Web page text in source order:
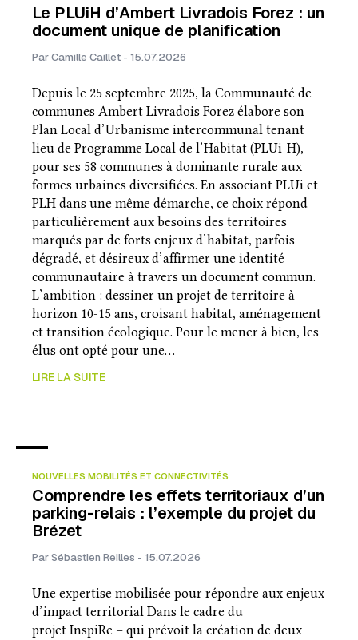
Le PLUiH d’Ambert Livradois Forez : un
document unique de planification
Par Camille Caillet - 15.07.2026
Depuis le 25 septembre 2025, la Communauté de
communes Ambert Livradois Forez élabore son
Plan Local d’Urbanisme intercommunal tenant
lieu de Programme Local de l’Habitat (PLUi-H),
pour ses 58 communes à dominante rurale aux
formes urbaines diversifiées. En associant PLUi et
PLH dans une même démarche, ce choix répond
particulièrement aux besoins des territoires
marqués par de forts enjeux d’habitat, parfois
dégradé, et désireux d’affirmer une identité
communautaire à travers un document commun.
L’ambition : dessiner un projet de territoire à
horizon 10-15 ans, croisant habitat, aménagement
et transition écologique. Pour le mener à bien, les
élus ont opté pour une…
LIRE LA SUITE
NOUVELLES MOBILITÉS ET CONNECTIVITÉS
Comprendre les effets territoriaux d’un
parking-relais : l’exemple du projet du
Brézet
Par Sébastien Reilles - 15.07.2026
Une expertise mobilisée pour répondre aux enjeux
d’impact territorial Dans le cadre du
projet InspiRe – qui prévoit la création de deux